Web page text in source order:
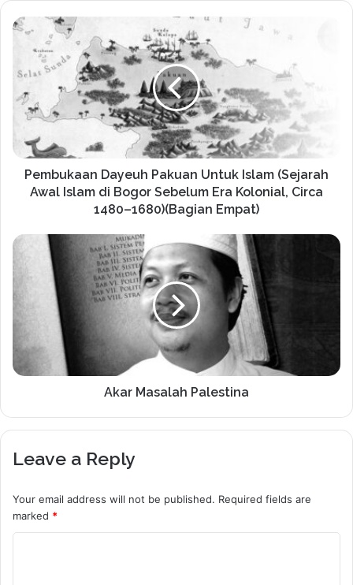
Pembukaan Dayeuh Pakuan Untuk Islam (Sejarah
Awal Islam di Bogor Sebelum Era Kolonial, Circa
1480–1680)(Bagian Empat)
Akar Masalah Palestina
Leave a Reply
Your email address will not be published. Required fields are
marked *